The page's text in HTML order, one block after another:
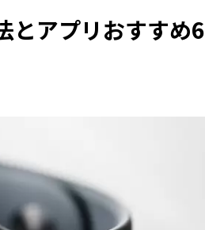
とアプリおすすめ6